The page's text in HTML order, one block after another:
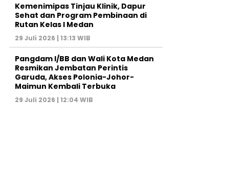
Kemenimipas Tinjau Klinik, Dapur
Sehat dan Program Pembinaan di
Rutan Kelas I Medan
29 Juli 2026 | 13:13 WIB
Pangdam I/BB dan Wali Kota Medan
Resmikan Jembatan Perintis
Garuda, Akses Polonia-Johor-
Maimun Kembali Terbuka
29 Juli 2026 | 12:04 WIB